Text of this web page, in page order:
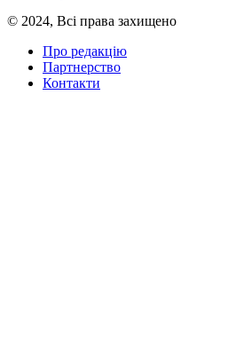
© 2024, Всі права захищено
Про редакцію
Партнерство
Контакти